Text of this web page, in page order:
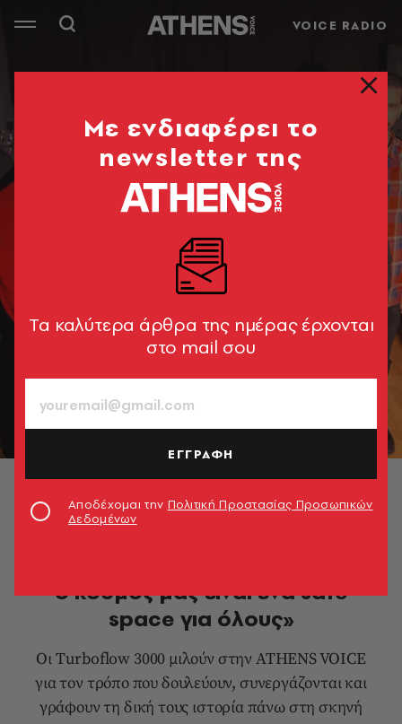
VOICE RADIO
© Ειρήνη Σιούσιουρα
ο κόσμος μας είναι ένα safe
space για όλους»
Οι Turboflow 3000 μιλούν στην ATHENS VOICE
για τον τρόπο που δουλεύουν, συνεργάζονται και
γράφουν τη δική τους ιστορία πάνω στη σκηνή
Mε ενδιαφέρει το
newsletter της
Tα καλύτερα άρθρα της ημέρας έρχονται
στο mail σου
ΕΓΓΡΑΦΗ
Αποδέχομαι την Πολιτική Προστασίας Προσωπικών
Δεδομένων